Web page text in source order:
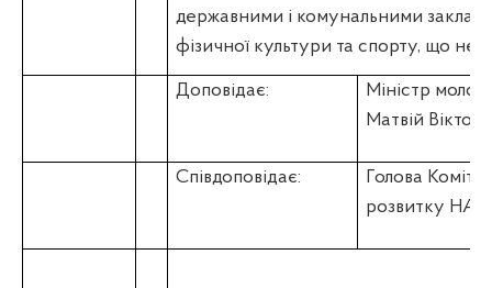
державними і комунальними
фізичної культури та спорту, що не
Доповідає:
Міністр
Матвій
Співдоповідає:
Голова
розвитку